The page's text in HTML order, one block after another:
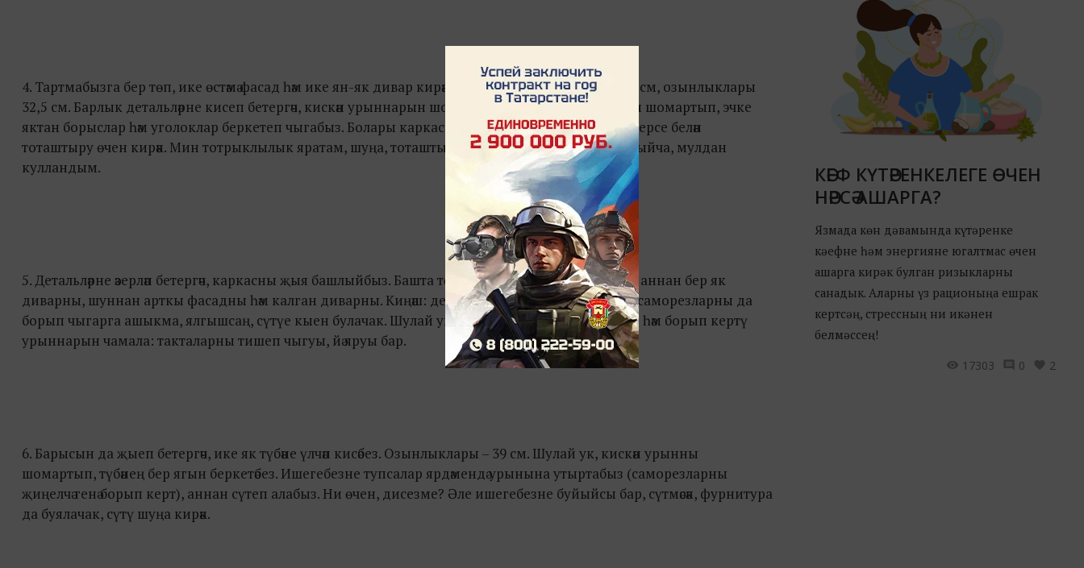
4. Тартмабызга бер төп, ике өстәмә фасад һәм ике ян-як дивар кирәк. Диварларның биеклеге – 25 см, озынлыклары
32,5 см. Барлык детальләрне кисеп бетергәч, кискән урыннарын шомарткыч кәгазь (шкурка) белән шомартып, эчке
яктан борыслар һәм уголоклар беркетеп чыгабыз. Болары каркасны җыю һәм детальләрне бер-берсе белән
тоташтыру өчен кирәк. Мин тотрыклылык яратам, шуңа, тоташтыру җайланмаларын кызганмыйча, мулдан
кулландым.
5. Детальләрне әзерләп бетергәч, каркасны җыя башлыйбыз. Башта төпкә алгы фасадны беркетәбез, аннан бер як
диварны, шуннан арткы фасадны һәм калган диварны. Киңәш: детальләрне беркеткәндә, барлык саморезларны да
борып чыгарга ашыкма, ялгышсаң, сүтүе кыен булачак. Шулай ук саморезларның озынлыгын һәм борып кертү
урыннарын чамала: такталарны тишеп чыгуы, йә яруы бар.
6. Барысын да җыеп бетергәч, ике як түбәне үлчәп кисәбез. Озынлыклары – 39 см. Шулай ук, кискән урынны
шомартып, түбәнең бер ягын беркетәбез. Ишегебезне тупсалар ярдәмендә урынына утыртабыз (саморезларны
җиңелчә генә борып керт), аннан сүтеп алабыз. Ни өчен, дисезме? Әле ишегебезне буйыйсы бар, сүтмәсәк, фурнитура
да буялачак, сүтү шуңа кирәк.
КӘЕФ КҮТӘРЕНКЕЛЕГЕ ӨЧЕН
НӘРСӘ АШАРГА?
Язмада көн дәвамында күтәренке
кәефне һәм энергияне югалтмас өчен
ашарга кирәк булган ризыкларны
санадык. Аларны үз рационыңа ешрак
кертсәң, стрессның ни икәнен
белмәссең!
17303
0 2